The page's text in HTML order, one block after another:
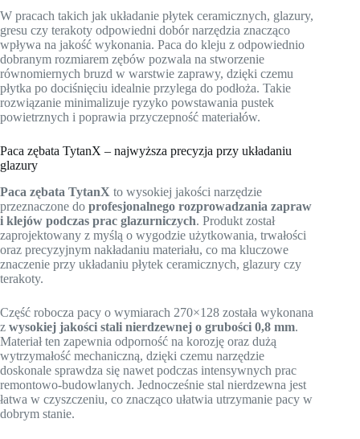
W pracach takich jak układanie płytek ceramicznych, glazury,
gresu czy terakoty odpowiedni dobór narzędzia znacząco
wpływa na jakość wykonania. Paca do kleju z odpowiednio
dobranym rozmiarem zębów pozwala na stworzenie
równomiernych bruzd w warstwie zaprawy, dzięki czemu
płytka po dociśnięciu idealnie przylega do podłoża. Takie
rozwiązanie minimalizuje ryzyko powstawania pustek
powietrznych i poprawia przyczepność materiałów.
Paca zębata TytanX – najwyższa precyzja przy układaniu
glazury
Paca zębata TytanX to wysokiej jakości narzędzie
przeznaczone do profesjonalnego rozprowadzania zapraw
i klejów podczas prac glazurniczych. Produkt został
zaprojektowany z myślą o wygodzie użytkowania, trwałości
oraz precyzyjnym nakładaniu materiału, co ma kluczowe
znaczenie przy układaniu płytek ceramicznych, glazury czy
terakoty.
Część robocza pacy o wymiarach 270×128 została wykonana
z wysokiej jakości stali nierdzewnej o grubości 0,8 mm.
Materiał ten zapewnia odporność na korozję oraz dużą
wytrzymałość mechaniczną, dzięki czemu narzędzie
doskonale sprawdza się nawet podczas intensywnych prac
remontowo-budowlanych. Jednocześnie stal nierdzewna jest
łatwa w czyszczeniu, co znacząco ułatwia utrzymanie pacy w
dobrym stanie.